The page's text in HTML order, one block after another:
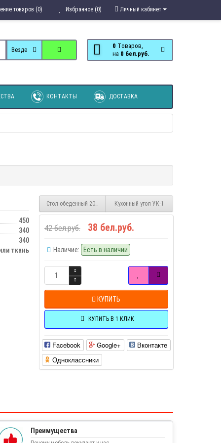
Личный кабинет
Избранное (0)
товаров (0)
0 Tоваров,
на
0 бел.руб.
Везде
КОНТАКТЫ ДОСТАВКА
450
340
340
ткань
Стол обеденный 2059 Кухонный угол УК-1
42 бел.руб. 38 бел.руб.
Наличие: Есть в наличии
КУПИТЬ
КУПИТЬ В 1 КЛИК
Facebook Google+
Вконтакте
Одноклассники
Преимущества